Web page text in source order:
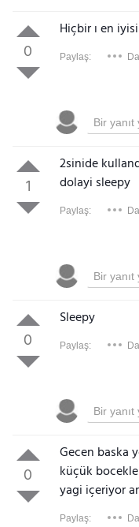
0
Hiçbir ı en
Paylaş:
1
2sinide
dolayi sleepy
Paylaş:
0
Sleepy
Paylaş:
0
Gecen baska
küçük
yagi içeriyor
Paylaş: